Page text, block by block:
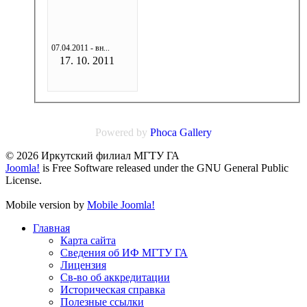
07.04.2011 - вн...
17. 10. 2011
Powered by Phoca Gallery
© 2026 Иркутский филиал МГТУ ГА
Joomla! is Free Software released under the GNU General Public
License.
Mobile version by Mobile Joomla!
Главная
Карта сайта
Сведения об ИФ МГТУ ГА
Лицензия
Св-во об аккредитации
Историческая справка
Полезные ссылки